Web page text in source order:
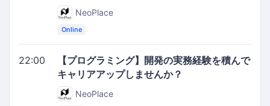
NeoPlace
Online
22:00
【プログラミング】開発の実務経験を積んで
キャリアアップしませんか？
NeoPlace